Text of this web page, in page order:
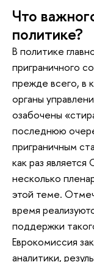
Что
политике?
В политике
приграничного
прежде всего, в
органы
озабочены
последнюю
приграничным
как раз
несколько
этой теме.
время
поддержки
Еврокомиссия
аналитики,